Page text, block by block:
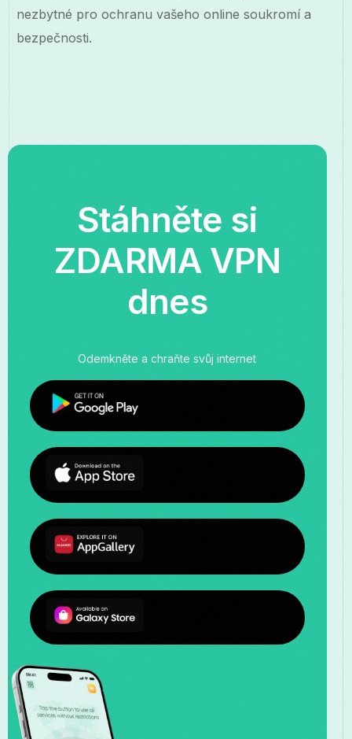
nezbytné pro ochranu vašeho online soukromí a
bezpečnosti.
Stáhněte si
ZDARMA VPN
dnes
Odemkněte a chraňte svůj internet